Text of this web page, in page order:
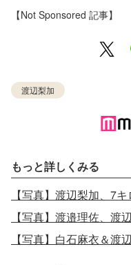
【Not Sponsored 記事】
渡辺梨加
もっと詳しくみる
【写真】白石麻衣＆渡